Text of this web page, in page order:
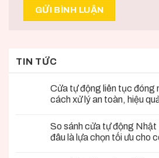
TIN TỨC
Cửa tự động liên tục đóng
cách xử lý an toàn, hiệu
So sánh cửa tự động Nhật
đâu là lựa chọn tối ưu cho